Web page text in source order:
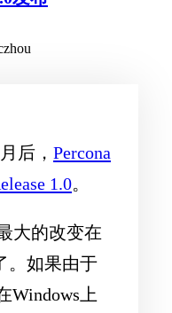
后， Percona
1.0。
大的改变在
。如果由于
Windows上